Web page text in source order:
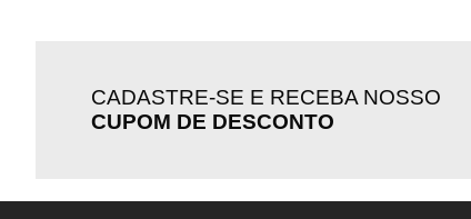
CADASTRE-SE E RECEBA NOSSO
CUPOM DE DESCONTO